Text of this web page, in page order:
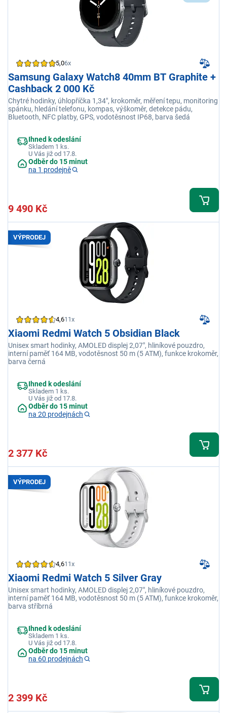
5,06x
Samsung Galaxy Watch8 40mm BT Graphite +
Cashback 2 000 Kč
Chytré hodinky, úhlopříčka 1,34", krokoměr, měření tepu, monitoring
spánku, hledání telefonu, kompas, výškoměr, detekce pádu,
Bluetooth, NFC platby, GPS, vodotěsnost IP68, barva šedá
Ihned k odeslání
Skladem 1 ks.
U Vás již od 17.8.
Odběr do 15 minut
na 1 prodejně
9 490 Kč
VÝPRODEJ
4,611x
Xiaomi Redmi Watch 5 Obsidian Black
Unisex smart hodinky, AMOLED displej 2,07", hliníkové pouzdro,
interní paměť 164 MB, vodotěsnost 50 m (5 ATM), funkce krokoměr,
barva černá
Ihned k odeslání
Skladem 1 ks.
U Vás již od 17.8.
Odběr do 15 minut
na 20 prodejnách
2 377 Kč
VÝPRODEJ
4,611x
Xiaomi Redmi Watch 5 Silver Gray
Unisex smart hodinky, AMOLED displej 2,07", hliníkové pouzdro,
interní paměť 164 MB, vodotěsnost 50 m (5 ATM), funkce krokoměr,
barva stříbrná
Ihned k odeslání
Skladem 1 ks.
U Vás již od 17.8.
Odběr do 15 minut
na 60 prodejnách
2 399 Kč